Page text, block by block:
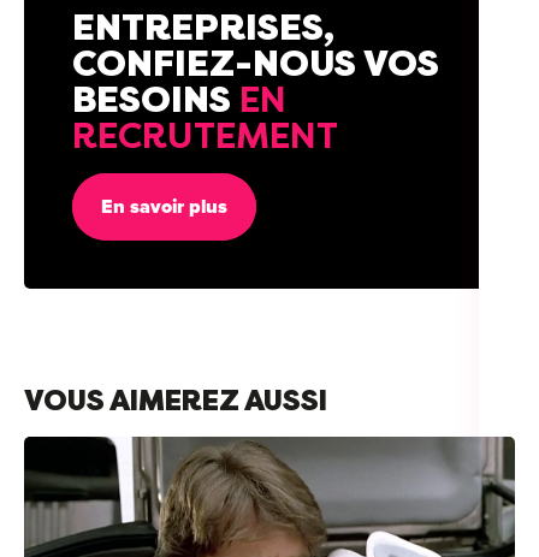
ENTREPRISES,
CONFIEZ-NOUS VOS
BESOINS EN
RECRUTEMENT
En savoir plus
VOUS AIMEREZ AUSSI